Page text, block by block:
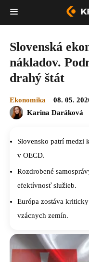
Slovenská
nákladov.
drahý štát
Ekonomika
08. 05.
Karina Daráková
Slovensko patrí medzi
v OECD.
Rozdrobené
efektívnosť služieb.
Európa zostáva
vzácnych zemín.